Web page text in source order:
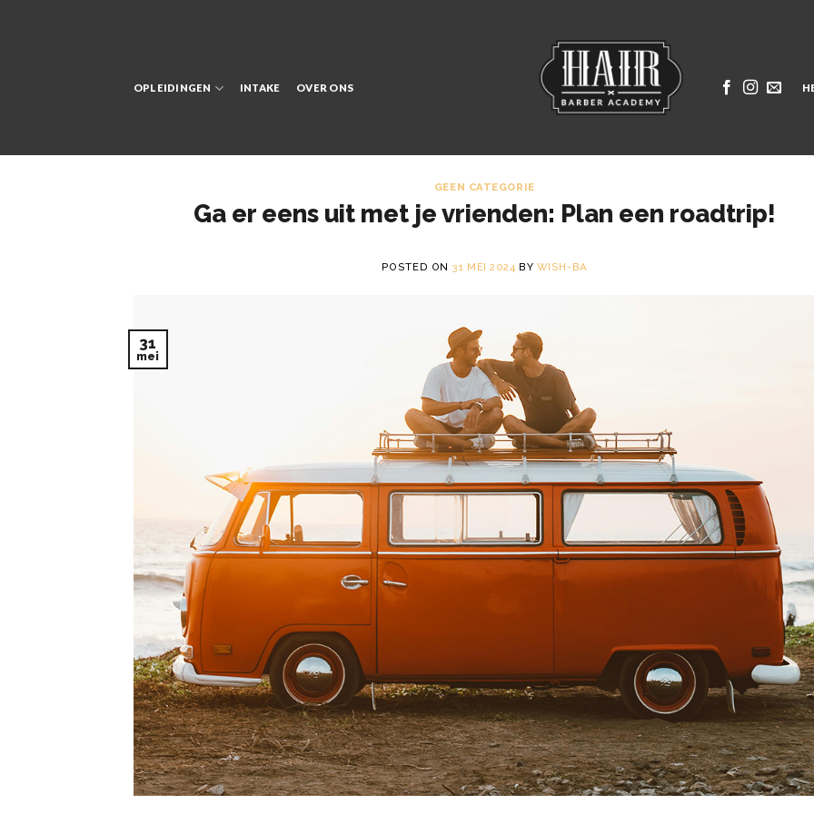
OPLEIDINGEN INTAKE OVER ONS
GEEN CATEGORIE
Ga er eens uit met je vrienden: Plan een roadtrip!
POSTED ON 31 MEI 2024 BY WISH-BA
31
mei